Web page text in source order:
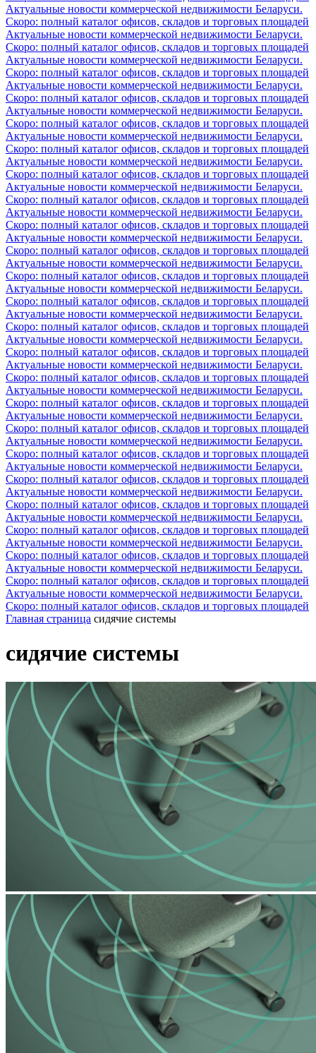
Актуальные новости коммерческой недвижимости Беларуси.
Скоро: полный каталог офисов, складов и торговых площадей
Актуальные новости коммерческой недвижимости Беларуси.
Скоро: полный каталог офисов, складов и торговых площадей
Актуальные новости коммерческой недвижимости Беларуси.
Скоро: полный каталог офисов, складов и торговых площадей
Актуальные новости коммерческой недвижимости Беларуси.
Скоро: полный каталог офисов, складов и торговых площадей
Актуальные новости коммерческой недвижимости Беларуси.
Скоро: полный каталог офисов, складов и торговых площадей
Актуальные новости коммерческой недвижимости Беларуси.
Скоро: полный каталог офисов, складов и торговых площадей
Актуальные новости коммерческой недвижимости Беларуси.
Скоро: полный каталог офисов, складов и торговых площадей
Актуальные новости коммерческой недвижимости Беларуси.
Скоро: полный каталог офисов, складов и торговых площадей
Актуальные новости коммерческой недвижимости Беларуси.
Скоро: полный каталог офисов, складов и торговых площадей
Актуальные новости коммерческой недвижимости Беларуси.
Скоро: полный каталог офисов, складов и торговых площадей
Актуальные новости коммерческой недвижимости Беларуси.
Скоро: полный каталог офисов, складов и торговых площадей
Актуальные новости коммерческой недвижимости Беларуси.
Скоро: полный каталог офисов, складов и торговых площадей
Актуальные новости коммерческой недвижимости Беларуси.
Скоро: полный каталог офисов, складов и торговых площадей
Актуальные новости коммерческой недвижимости Беларуси.
Скоро: полный каталог офисов, складов и торговых площадей
Актуальные новости коммерческой недвижимости Беларуси.
Скоро: полный каталог офисов, складов и торговых площадей
Актуальные новости коммерческой недвижимости Беларуси.
Скоро: полный каталог офисов, складов и торговых площадей
Актуальные новости коммерческой недвижимости Беларуси.
Скоро: полный каталог офисов, складов и торговых площадей
Актуальные новости коммерческой недвижимости Беларуси.
Скоро: полный каталог офисов, складов и торговых площадей
Актуальные новости коммерческой недвижимости Беларуси.
Скоро: полный каталог офисов, складов и торговых площадей
Актуальные новости коммерческой недвижимости Беларуси.
Скоро: полный каталог офисов, складов и торговых площадей
Актуальные новости коммерческой недвижимости Беларуси.
Скоро: полный каталог офисов, складов и торговых площадей
Актуальные новости коммерческой недвижимости Беларуси.
Скоро: полный каталог офисов, складов и торговых площадей
Актуальные новости коммерческой недвижимости Беларуси.
Скоро: полный каталог офисов, складов и торговых площадей
Актуальные новости коммерческой недвижимости Беларуси.
Скоро: полный каталог офисов, складов и торговых площадей
Главная страница сидячие системы
сидячие системы